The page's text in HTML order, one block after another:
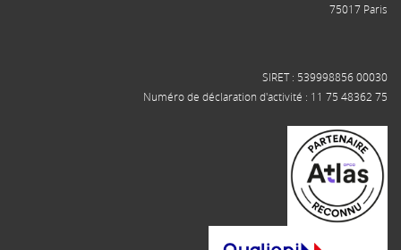
75017 Paris
SIRET : 539998856 00030
Numéro de déclaration d'activité : 11 75 48362 75